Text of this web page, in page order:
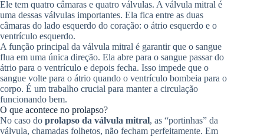
Ele tem quatro câmaras e quatro válvulas. A válvula mitral é
uma dessas válvulas importantes. Ela fica entre as duas
câmaras do lado esquerdo do coração: o átrio esquerdo e o
ventrículo esquerdo.
A função principal da válvula mitral é garantir que o sangue
flua em uma única direção. Ela abre para o sangue passar do
átrio para o ventrículo e depois fecha. Isso impede que o
sangue volte para o átrio quando o ventrículo bombeia para o
corpo. É um trabalho crucial para manter a circulação
funcionando bem.
O que acontece no prolapso?
No caso do prolapso da válvula mitral, as “portinhas” da
válvula, chamadas folhetos, não fecham perfeitamente. Em